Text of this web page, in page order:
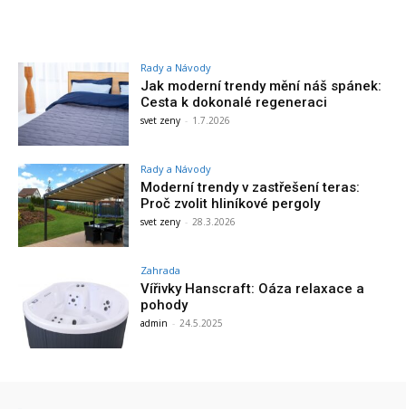
Rady a Návody
Jak moderní trendy mění náš spánek:
Cesta k dokonalé regeneraci
svet zeny - 1.7.2026
Rady a Návody
Moderní trendy v zastřešení teras:
Proč zvolit hliníkové pergoly
svet zeny - 28.3.2026
Zahrada
Vířivky Hanscraft: Oáza relaxace a
pohody
admin - 24.5.2025